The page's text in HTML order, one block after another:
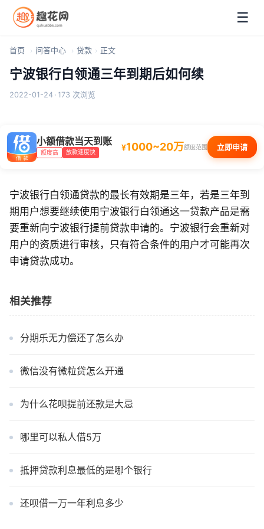
☰
首页 问答中心 贷款 正文
宁波银行白领通三年到期后如何续
2022-01-24 · 173 次浏览
小额借款当天到账
额度高 放款速度快 ¥1000~20万额度范围 立即申请
宁波银行白领通贷款的最长有效期是三年，若是三年到
期用户想要继续使用宁波银行白领通这一贷款产品是需
要重新向宁波银行提前贷款申请的。宁波银行会重新对
用户的资质进行审核，只有符合条件的用户才可能再次
申请贷款成功。
相关推荐
分期乐无力偿还了怎么办
微信没有微粒贷怎么开通
为什么花呗提前还款是大忌
哪里可以私人借5万
抵押贷款利息最低的是哪个银行
还呗借一万一年利息多少